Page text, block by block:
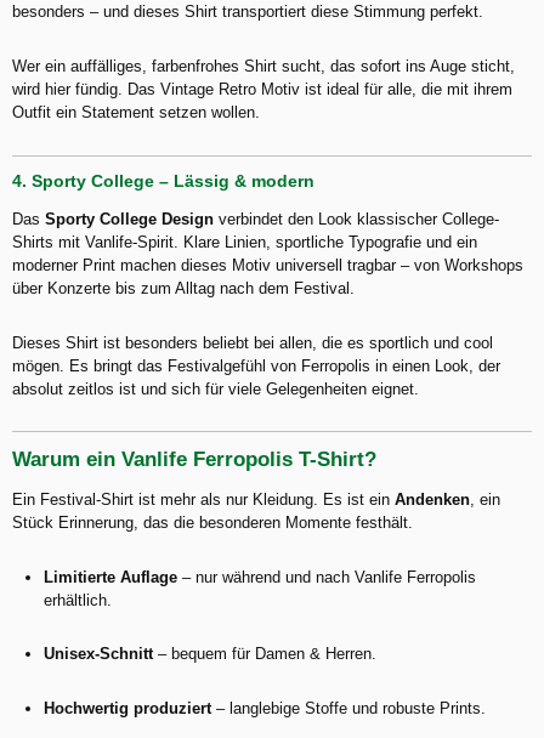
besonders – und dieses Shirt transportiert diese Stimmung perfekt.
Wer ein auffälliges, farbenfrohes Shirt sucht, das sofort ins Auge sticht,
wird hier fündig. Das Vintage Retro Motiv ist ideal für alle, die mit ihrem
Outfit ein Statement setzen wollen.
4. Sporty College – Lässig & modern
Das Sporty College Design verbindet den Look klassischer College-
Shirts mit Vanlife-Spirit. Klare Linien, sportliche Typografie und ein
moderner Print machen dieses Motiv universell tragbar – von Workshops
über Konzerte bis zum Alltag nach dem Festival.
Dieses Shirt ist besonders beliebt bei allen, die es sportlich und cool
mögen. Es bringt das Festivalgefühl von Ferropolis in einen Look, der
absolut zeitlos ist und sich für viele Gelegenheiten eignet.
Warum ein Vanlife Ferropolis T-Shirt?
Ein Festival-Shirt ist mehr als nur Kleidung. Es ist ein Andenken, ein
Stück Erinnerung, das die besonderen Momente festhält.
Limitierte Auflage– nur während und nach Vanlife Ferropolis
erhältlich.
Unisex-Schnitt– bequem für Damen & Herren.
Hochwertig produziert– langlebige Stoffe und robuste Prints.